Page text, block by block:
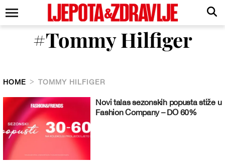
#Tommy Hilfiger
HOME TOMMY HILFIGER
Novi talas sezonskih popusta stiže u
Fashion Company – DO 60%